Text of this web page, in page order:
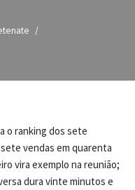
o ranking dos sete
vendas em quarenta
vira exemplo na reunião;
dura vinte minutos e